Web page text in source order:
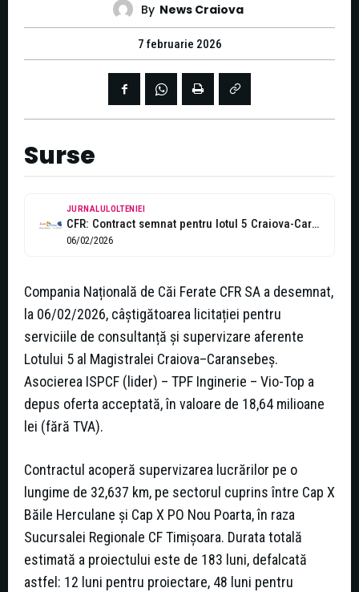
By News Craiova
7 februarie 2026
Surse
JURNALULOLTENIEI
CFR: Contract semnat pentru lotul 5 Craiova-Caransebeș
06/02/2026
Compania Națională de Căi Ferate CFR SA a desemnat,
la 06/02/2026, câștigătoarea licitației pentru
serviciile de consultanță și supervizare aferente
Lotului 5 al Magistralei Craiova–Caransebeș.
Asocierea ISPCF (lider) – TPF Inginerie – Vio-Top a
depus oferta acceptată, în valoare de 18,64 milioane
lei (fără TVA).
Contractul acoperă supervizarea lucrărilor pe o
lungime de 32,637 km, pe sectorul cuprins între Cap X
Băile Herculane și Cap X PO Nou Poarta, în raza
Sucursalei Regionale CF Timișoara. Durata totală
estimată a proiectului este de 183 luni, defalcată
astfel: 12 luni pentru proiectare, 48 luni pentru